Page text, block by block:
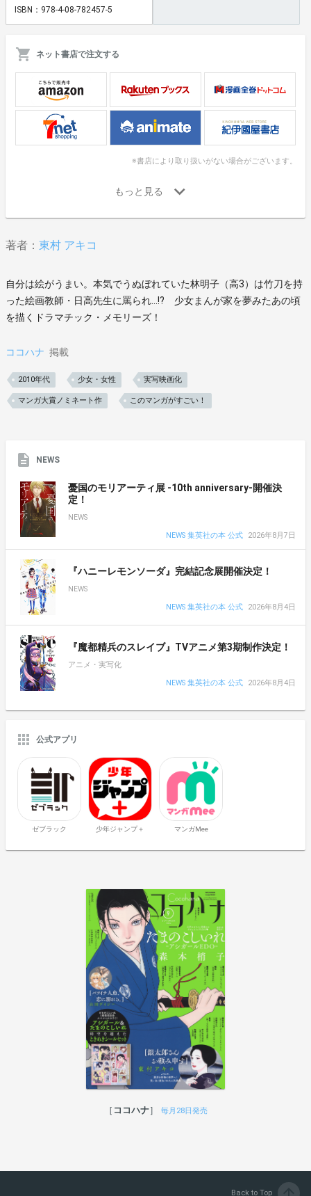
ISBN：978-4-08-782457-5
ネット書店で注文する
※書店により取り扱いがない場合がございます。
著者： 東村 アキコ
自分は絵がうまい。本気でうぬぼれていた林明子（高3）は竹刀を持
った絵画教師・日高先生に罵られ…!? 少女まんが家を夢みたあの頃
を描くドラマチック・メモリーズ！
ココハナ 掲載
2010年代 少女・女性 実写映画化
マンガ大賞ノミネート作 このマンガがすごい！
NEWS
憂国のモリアーティ展 -10th anniversary-開催決
定！
NEWS
NEWS 集英社の本 公式
2026年8月7日
『ハニーレモンソーダ』完結記念展開催決定！
NEWS
NEWS 集英社の本 公式
2026年8月4日
『魔都精兵のスレイブ』TVアニメ第3期制作決定！
アニメ・実写化
NEWS 集英社の本 公式
2026年8月4日
公式アプリ
ゼブラック 少年ジャンプ＋ マンガMee
ココハナ 毎月28日発売
Back to Top